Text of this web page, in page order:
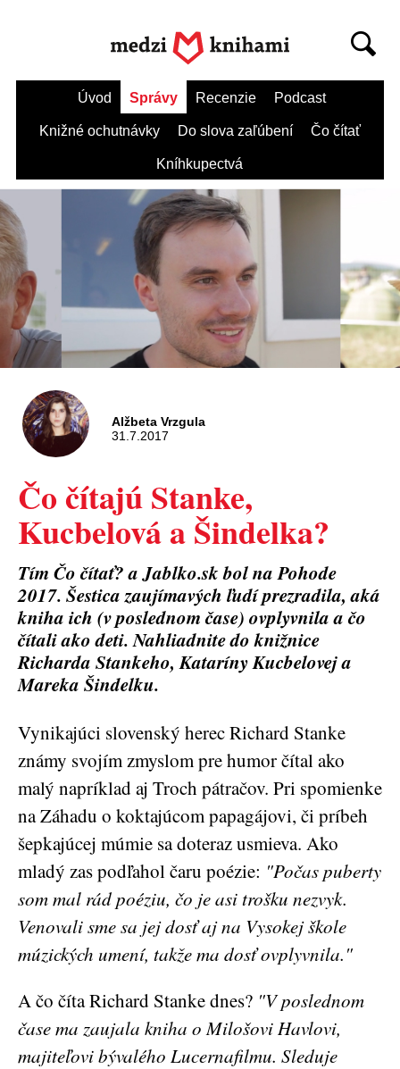
Úvod Správy Recenzie Podcast
Knižné ochutnávky Do slova zaľúbení Čo čítať
Kníhkupectvá
Alžbeta Vrzgula
31.7.2017
Čo čítajú Stanke,
Kucbelová a Šindelka?
Tím Čo čítať? a Jablko.sk bol na Pohode
2017. Šestica zaujímavých ľudí prezradila, aká
kniha ich (v poslednom čase) ovplyvnila a čo
čítali ako deti. Nahliadnite do knižnice
Richarda Stankeho, Kataríny Kucbelovej a
Mareka Šindelku.
Vynikajúci slovenský herec Richard Stanke
známy svojím zmyslom pre humor čítal ako
malý napríklad aj Troch pátračov. Pri spomienke
na Záhadu o koktajúcom papagájovi, či príbeh
šepkajúcej múmie sa doteraz usmieva. Ako
mladý zas podľahol čaru poézie: "Počas puberty
som mal rád poéziu, čo je asi trošku nezvyk.
Venovali sme sa jej dosť aj na Vysokej škole
múzických umení, takže ma dosť ovplyvnila."
A čo číta Richard Stanke dnes? "V poslednom
čase ma zaujala kniha o Milošovi Havlovi,
majiteľovi bývalého Lucernafilmu. Sleduje